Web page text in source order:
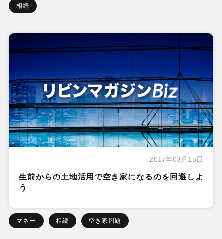
相続
2017年03月15日
生前からの土地活用で空き家になるのを回避しよ
う
マネー 相続 空き家問題